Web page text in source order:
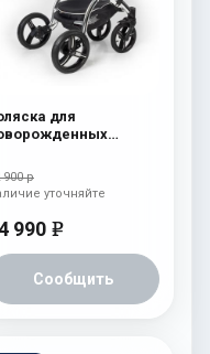
для
Denim
900 р
990 e
Сообщить
уточняйте